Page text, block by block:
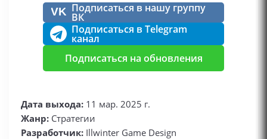
VK Подписаться в нашу группу
ВК
Подписаться в Telegram
канал
Подписаться на обновления
Дата выхода: 11 мар. 2025 г.
Жанр: Стратегии
Разработчик: Illwinter Game Design